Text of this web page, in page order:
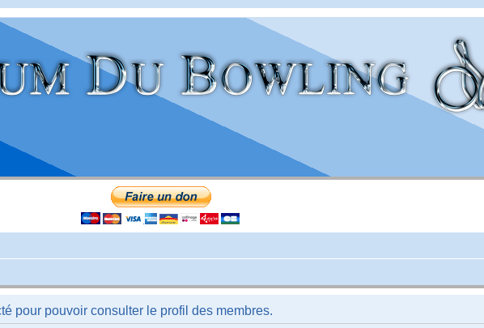
pour pouvoir consulter le profil des membres.